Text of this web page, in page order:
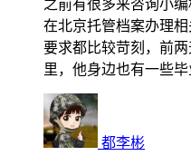
之前有很多来咨询小
在北京托管档案办理
要求都比较苛刻，前
里，他身边也有一些
都李彬